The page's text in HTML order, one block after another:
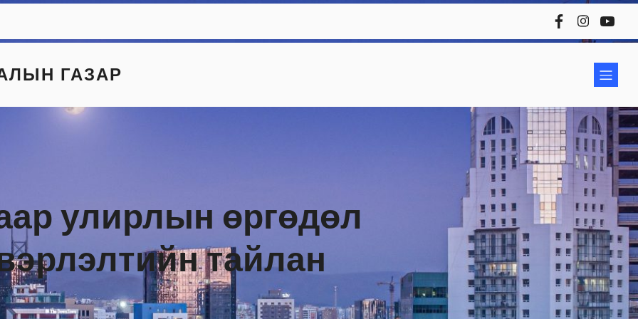
ГАЗАР
улирлын өргөдөл
тайлан